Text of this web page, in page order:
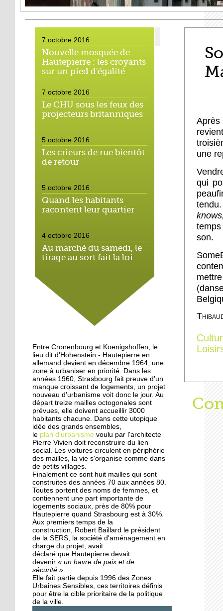
7 octobre 2016
Nouvelle mosquée de
Hautepierre : les croyants
sur un pied d'égalité
7 octobre 2016
Le CHU sous les feux des
projecteurs britanniques
5 octobre 2016
Les crieurs de rue bientôt
de retour
5 octobre 2016
Quand les habitants
racontent leur quartier
4 octobre 2016
Au marché du samedi, le
tirage au sort fait la loi
4 octobre 2016
Hautepierre: paysage
sonore
Hautepierre au cœur d'un
jeu vidéo
29 septembre 2016
Les jeunes de Hautepierre
au micro de Radio caddie
25 septembre 2015
La rentrée virevoletante
des Migrateurs
25 septembre 2015
L'utopie en sons
24 septembre 2015
La pépinière fait germer
les talents de
Hautepierre... et d'ailleurs
24 septembre 2015
Horizome s'enracine
doucement dans le
quartier
Entre Cronenbourg et Koenigshoffen, le
lieu dit d'Hohenstein - Hautepierre en
allemand devient en décembre 1964, une
zone à urbaniser en priorité. Dans les
années 1960, Strasbourg fait preuve d'un
manque croissant de logements, un projet
nouveau d'urbanisme voit donc le jour. Au
départ treize mailles octogonales sont
prévues, elle doivent accueillir 3000
habitants chacune. Dans cette utopique
idée des grands ensembles,
le plan d'urbanisme voulu par l'architecte
Pierre Vivien doit reconstruire du lien
social. Les voitures circulent en périphérie
des mailles, la vie s'organise comme dans
de petits villages.
Finalement ce sont huit mailles qui sont
construites des années 70 aux années 80.
Toutes portent des noms de femmes, et
contiennent une part importante de
logements sociaux, près de 80% pour
Hautepierre quand Strasbourg est à 30%.
Aux premiers temps de la
construction, Robert Baillard le président
de la SERS, la société d'aménagement en
charge du projet, avait
déclaré que Hautepierre devait
devenir « un havre de paix et de
sécurité ».
Elle fait partie depuis 1996 des Zones
Urbaines Sensibles, ces territoires définis
pour être la cible prioritaire de la politique
de la ville.
une
qui
son.